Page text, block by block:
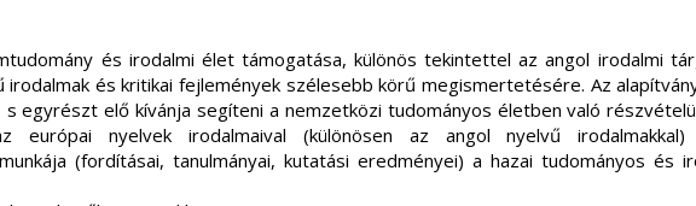
és irodalmi élet támogatása, különös tekintettel az angol irodalmi
és kritikai fejlemények szélesebb körű megismertetésére. Az
s egyrészt elő kívánja segíteni a nemzetközi tudományos életben való
nyelvek irodalmaival (különösen az angol nyelvű irodalmakkal)
(fordításai, tanulmányai, kutatási eredményei) a hazai tudományos és